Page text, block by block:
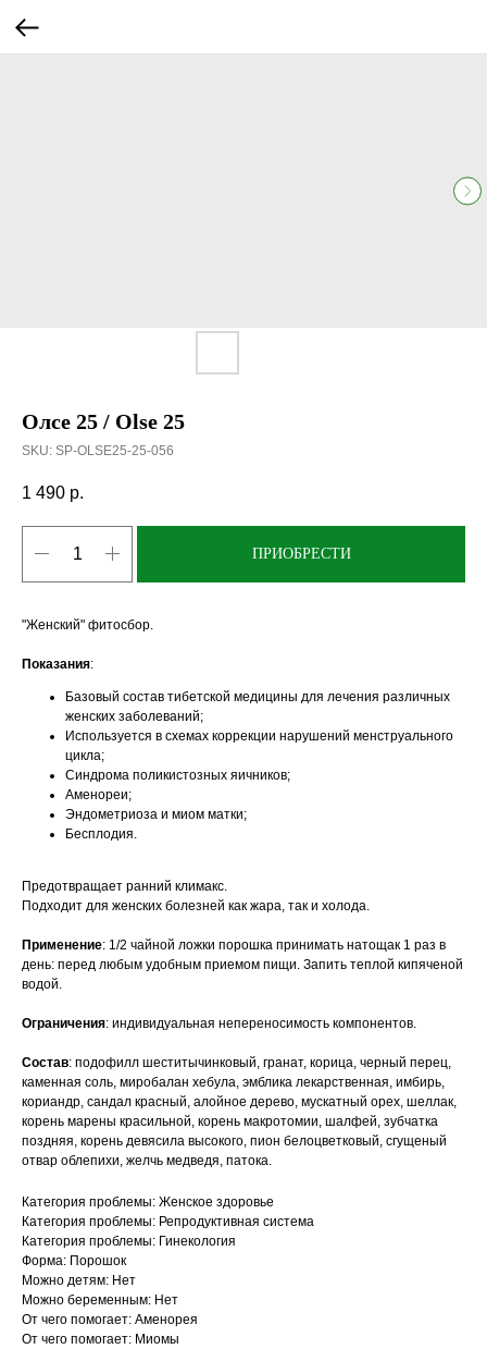
Олсе 25 / Olse 25
SKU: SP-OLSE25-25-056
1 490 р.
ПРИОБРЕСТИ
"Женский" фитосбор.
Показания:
Базовый состав тибетской медицины для лечения различных
женских заболеваний;
Используется в схемах коррекции нарушений менструального
цикла;
Синдрома поликистозных яичников;
Аменореи;
Эндометриоза и миом матки;
Бесплодия.
Предотвращает ранний климакс.
Подходит для женских болезней как жара, так и холода.
Применение: 1/2 чайной ложки порошка принимать натощак 1 раз в
день: перед любым удобным приемом пищи. Запить теплой кипяченой
водой.
Ограничения: индивидуальная непереносимость компонентов.
Состав: подофилл шеститычинковый, гранат, корица, черный перец,
каменная соль, миробалан хебула, эмблика лекарственная, имбирь,
кориандр, сандал красный, алойное дерево, мускатный орех, шеллак,
корень марены красильной, корень макротомии, шалфей, зубчатка
поздняя, корень девясила высокого, пион белоцветковый, сгущеный
отвар облепихи, желчь медведя, патока.
Категория проблемы: Женское здоровье
Категория проблемы: Репродуктивная система
Категория проблемы: Гинекология
Форма: Порошок
Можно детям: Нет
Можно беременным: Нет
От чего помогает: Аменорея
От чего помогает: Миомы